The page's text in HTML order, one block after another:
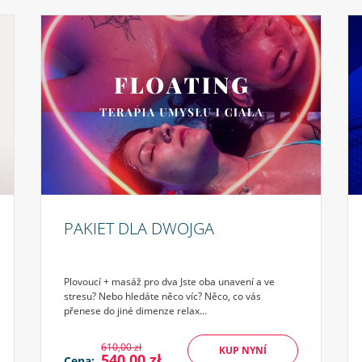
PAKIET DLA DWOJGA
Plovoucí + masáž pro dva Jste oba unavení a ve
stresu? Nebo hledáte něco víc? Něco, co vás
přenese do jiné dimenze relax...
610,00 zł KUP NYNÍ